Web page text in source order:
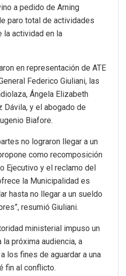
a pedido de Arning
paro total de actividades
la actividad en la
en representación de ATE
Federico Giuliani, las
Ángela Elizabeth
Dávila, y el abogado de
Biafore.
no lograron llegar a un
como recomposición
Ejecutivo y el reclamo del
la Municipalidad es
hasta no llegar a un sueldo
resumió Giuliani.
ministerial impuso un
próxima audiencia, a
los fines de aguardar a una
fin al conflicto.